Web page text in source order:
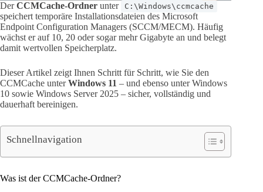
DerCCMCache-Ordner unter C:\Windows\ccmcache
speichert temporäre Installationsdateien des Microsoft
Endpoint Configuration Managers (SCCM/MECM). Häufig
wächst er auf 10, 20 oder sogar mehr Gigabyte an und belegt
damit wertvollen Speicherplatz.
Dieser Artikel zeigt Ihnen Schritt für Schritt, wie Sie den
CCMCache unterWindows 11 – und ebenso unter Windows
10 sowie Windows Server 2025 – sicher, vollständig und
dauerhaft bereinigen.
Schnellnavigation
Was ist der CCMCache-Ordner?